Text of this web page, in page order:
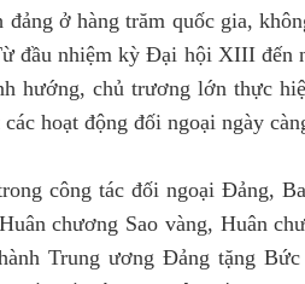
ở hàng trăm quốc gia,
đầu nhiệm kỳ Đại hội XIII đến
hướng, chủ trương lớn thực
hoạt động đối ngoại ngày
công tác đối ngoại Đảng,
chương Sao vàng, Huân
Trung ương Đảng tặng